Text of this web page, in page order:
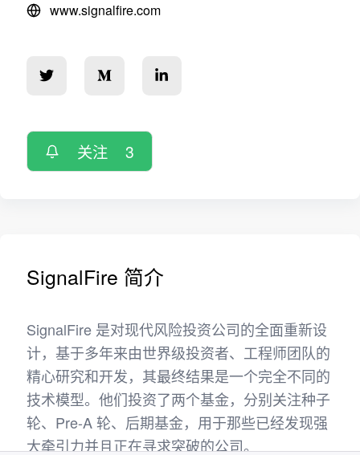
www.signalfire.com
关注 3
SignalFire 简介
SignalFire 是对现代风险投资公司的全面重新设
计，基于多年来由世界级投资者、工程师团队的
精心研究和开发，其最终结果是一个完全不同的
技术模型。他们投资了两个基金，分别关注种子
轮、Pre-A 轮、后期基金，用于那些已经发现强
大牵引力并且正在寻求突破的公司。